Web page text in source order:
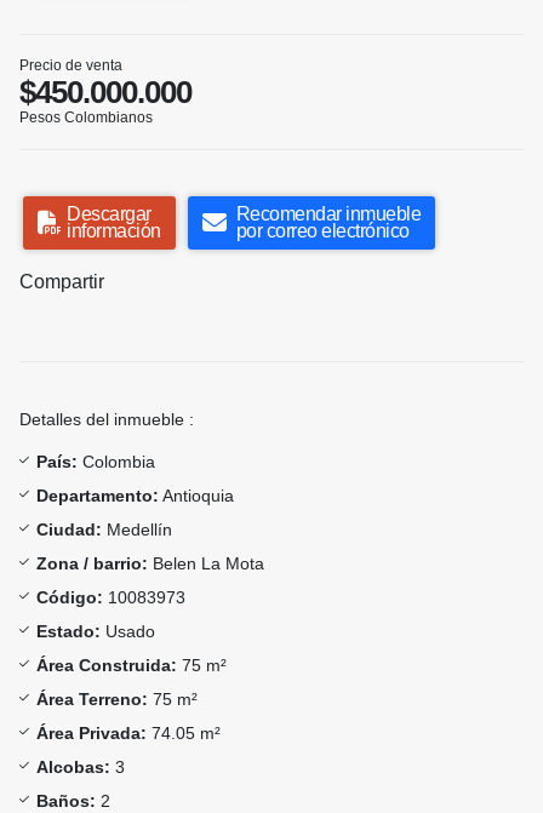
Precio de venta
$450.000.000
Pesos Colombianos
Descargar
información
Recomendar inmueble
por correo electrónico
Compartir
Detalles del inmueble :
País: Colombia
Departamento: Antioquia
Ciudad: Medellín
Zona / barrio: Belen La Mota
Código: 10083973
Estado: Usado
Área Construida: 75 m²
Área Terreno: 75 m²
Área Privada: 74.05 m²
Alcobas: 3
Baños: 2